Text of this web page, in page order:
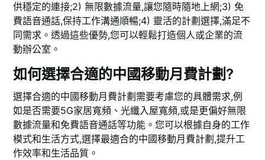
供穩定的連接;2) 無限數據流量,讓您隨時隨地上網;3) 免
費語音通話,保持工作溝通順暢;4) 靈活的計劃選擇,滿足不
同需求。透過這些優勢,您可以輕鬆打造個人或企業的流
動辦公室。
如何選擇合適的中國移動月費計劃?
選擇合適的中國移動月費計劃需要考慮您的具體需求,例
如是否需要5G家居寬頻、光纖入屋寬頻,或是更偏好無限
數據流量和免費語音通話等功能。您可以根據自身的工作
模式和生活方式,選擇最適合的中國移動月費計劃,提升工
作效率和生活品質。